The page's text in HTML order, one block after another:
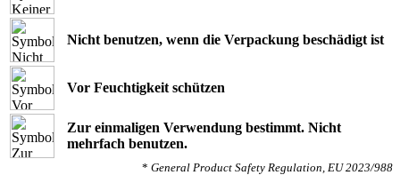
Nicht benutzen, wenn die Verpackung beschädigt ist
Vor Feuchtigkeit schützen
Zur einmaligen Verwendung bestimmt. Nicht
mehrfach benutzen.
* General Product Safety Regulation, EU 2023/988